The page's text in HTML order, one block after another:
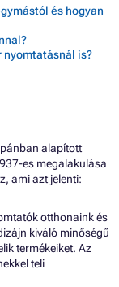
és hogyan
nyomtatásnál is?
alapított
es megalakulása
ami azt jelenti:
otthonaink és
kiváló minőségű
termékeiket. Az
teli